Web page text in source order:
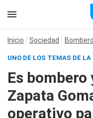
Inicio Sociedad Bombero
UNO DE LOS TEMAS DE
Es bombero
Zapata
operativo